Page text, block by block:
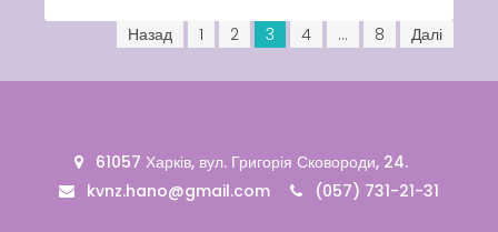
Назад 1 2 3 4 … 8 Далі
61057 Харків, вул. Григорія Сковороди, 24.
kvnz.hano@gmail.com
(057) 731-21-31